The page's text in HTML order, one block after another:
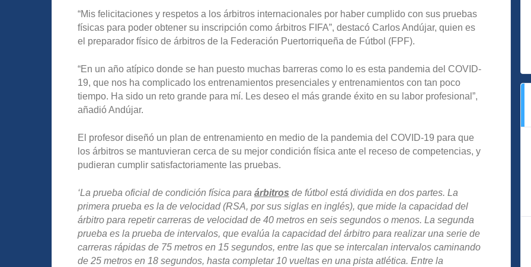
“Mis felicitaciones y respetos a los árbitros internacionales por haber cumplido con sus pruebas
físicas para poder obtener su inscripción como árbitros FIFA”, destacó Carlos Andújar, quien es
el preparador físico de árbitros de la Federación Puertorriqueña de Fútbol (FPF).
“En un año atípico donde se han puesto muchas barreras como lo es esta pandemia del COVID-
19, que nos ha complicado los entrenamientos presenciales y entrenamientos con tan poco
tiempo. Ha sido un reto grande para mí. Les deseo el más grande éxito en su labor profesional”,
añadió Andújar.
El profesor diseñó un plan de entrenamiento en medio de la pandemia del COVID-19 para que
los árbitros se mantuvieran cerca de su mejor condición física ante el receso de competencias, y
pudieran cumplir satisfactoriamente las pruebas.
‘La prueba oficial de condición física para árbitros de fútbol está dividida en dos partes. La
primera prueba es la de velocidad (RSA, por sus siglas en inglés), que mide la capacidad del
árbitro para repetir carreras de velocidad de 40 metros en seis segundos o menos. La segunda
prueba es la prueba de intervalos, que evalúa la capacidad del árbitro para realizar una serie de
carreras rápidas de 75 metros en 15 segundos, entre las que se intercalan intervalos caminando
de 25 metros en 18 segundos, hasta completar 10 vueltas en una pista atlética. Entre la